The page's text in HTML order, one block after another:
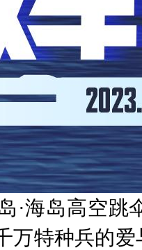
岛高空跳
万特种兵的